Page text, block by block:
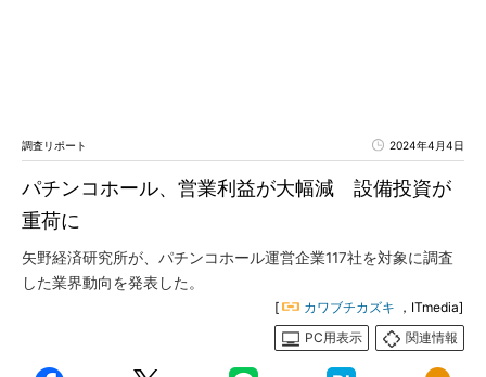
調査リポート 2024年4月4日
パチンコホール、営業利益が大幅減 設備投資が
重荷に
矢野経済研究所が、パチンコホール運営企業117社を対象に調査
した業界動向を発表した。
[ カワブチカズキ ，ITmedia]
PC用表示
関連情報